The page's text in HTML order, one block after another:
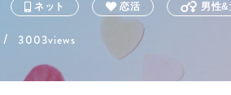
ネット 恋活 男性&
/3003views